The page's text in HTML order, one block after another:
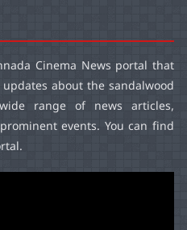
Cinema News portal that
about the sandalwood
range of news articles,
events. You can find